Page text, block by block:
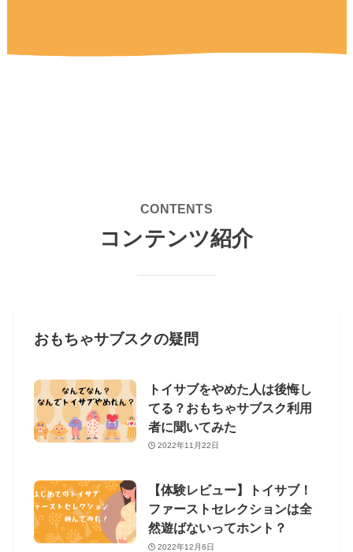
CONTENTS
コンテンツ紹介
おもちゃサブスクの疑問
トイサブをやめた人は後悔し
てる？おもちゃサブスク利用
者に聞いてみた
2022年11月22日
【体験レビュー】トイサブ！
ファーストセレクションは全
然遊ばないってホント？
2022年12月6日